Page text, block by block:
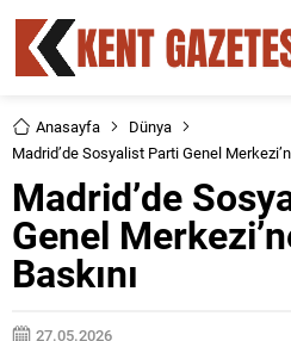
Anasayfa
Dünya
Madrid’de Sosyalist Parti Genel
Madrid’de
Genel
Baskını
27.05.2026